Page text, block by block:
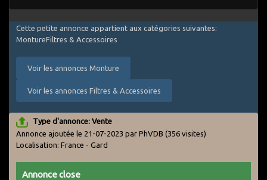
Cette petite annonce appartient aux catégories suivantes:
MontureFiltres & Accessoires
Voir les annonces Monture
Voir les annonces Filtres & Accessoires
Type d'annonce: Vente
Annonce ajoutée le 21-07-2023 par PhVDB (356 visites)
Localisation: France - Gard
Annonce close